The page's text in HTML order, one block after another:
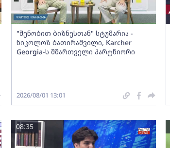
"შენობით ბიზნესთან" სტუმარია -
ნიკოლოზ ბათირაშვილი, Karcher
Georgia-ს მმართველი პარტნიორი
2026/08/01 13:01
08:35